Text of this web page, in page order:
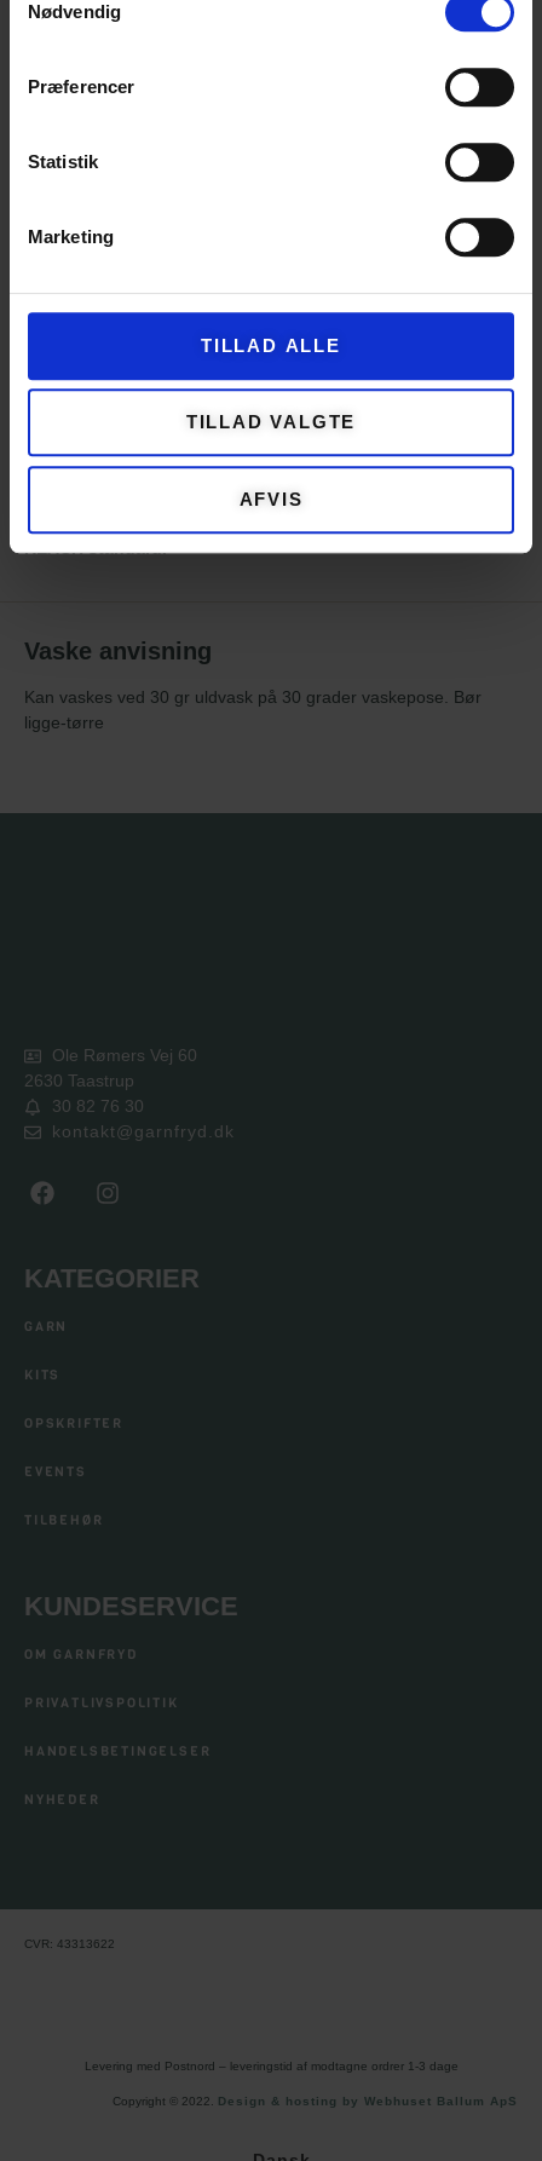
Nødvendig
Præferencer
Statistik
Marketing
TILLAD ALLE
TILLAD VALGTE
AFVIS
Thurø Tørklæde strikket i nr. 11 i to tråde
Kashmir Lux i farven brun.
ENGELSK PRODUCERET FRA KNOLL
Kashmir Lux er produceret hosKnoll Yarnsi Ilkley i Yorkshire i
England. Hos Knoll Yarns bruger de kun 100% naturlige fibre og
REACH standard.
Vaske anvisning
Kan vaskes ved 30 gr uldvask på 30 grader vaskepose. Bør
ligge-tørre
Ole Rømers Vej 60
2630 Taastrup
30 82 76 30
kontakt@garnfryd.dk
KATEGORIER
GARN
KITS
OPSKRIFTER
EVENTS
TILBEHØR
KUNDESERVICE
OM GARNFRYD
PRIVATLIVSPOLITIK
HANDELSBETINGELSER
NYHEDER
CVR: 43313622
Levering med Postnord – leveringstid af modtagne ordrer 1-3 dage
Copyright © 2022. Design & hosting by Webhuset Ballum ApS